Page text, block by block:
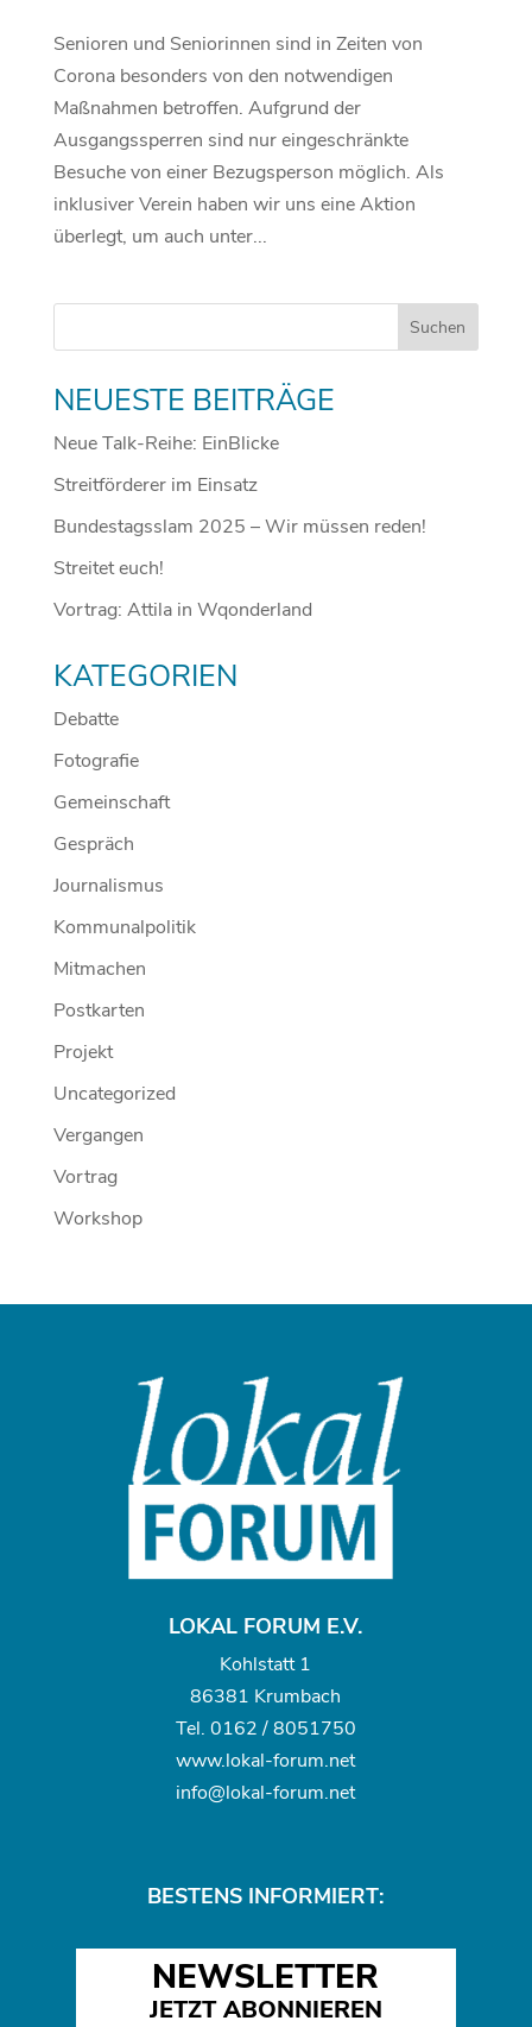
Senioren und Seniorinnen sind in Zeiten von
Corona besonders von den notwendigen
Maßnahmen betroffen. Aufgrund der
Ausgangssperren sind nur eingeschränkte
Besuche von einer Bezugsperson möglich. Als
inklusiver Verein haben wir uns eine Aktion
überlegt, um auch unter...
NEUESTE BEITRÄGE
Neue Talk-Reihe: EinBlicke
Streitförderer im Einsatz
Bundestagsslam 2025 – Wir müssen reden!
Streitet euch!
Vortrag: Attila in Wqonderland
KATEGORIEN
Debatte
Fotografie
Gemeinschaft
Gespräch
Journalismus
Kommunalpolitik
Mitmachen
Postkarten
Projekt
Uncategorized
Vergangen
Vortrag
Workshop
LOKAL FORUM E.V.
Kohlstatt 1
86381 Krumbach
Tel. 0162 / 8051750
www.lokal-forum.net
info@lokal-forum.net
BESTENS INFORMIERT:
NEWSLETTER
JETZT ABONNIEREN